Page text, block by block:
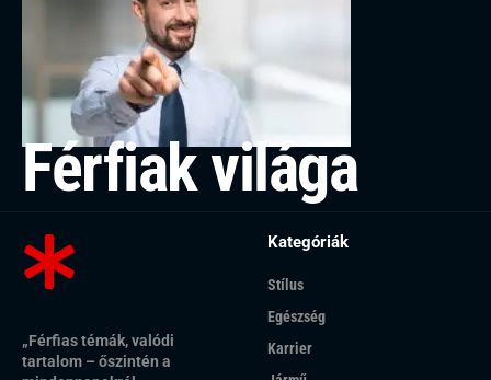
Férfiak világa
„Férfias témák, valódi
tartalom – őszintén a
Kategóriák
Stílus
Egészség
Karrier